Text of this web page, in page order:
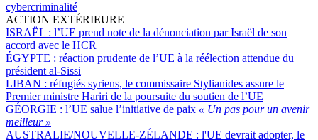
cybercriminalité
ACTION EXTÉRIEURE
ISRAËL : l’UE prend note de la dénonciation par Israël de son
accord avec le HCR
ÉGYPTE : réaction prudente de l’UE à la réélection attendue du
président al-Sissi
LIBAN : réfugiés syriens, le commissaire Stylianides assure le
Premier ministre Hariri de la poursuite du soutien de l’UE
GÉORGIE : l’UE salue l’initiative de paix « Un pas pour un avenir
meilleur »
AUSTRALIE/NOUVELLE-ZÉLANDE : l'UE devrait adopter, le